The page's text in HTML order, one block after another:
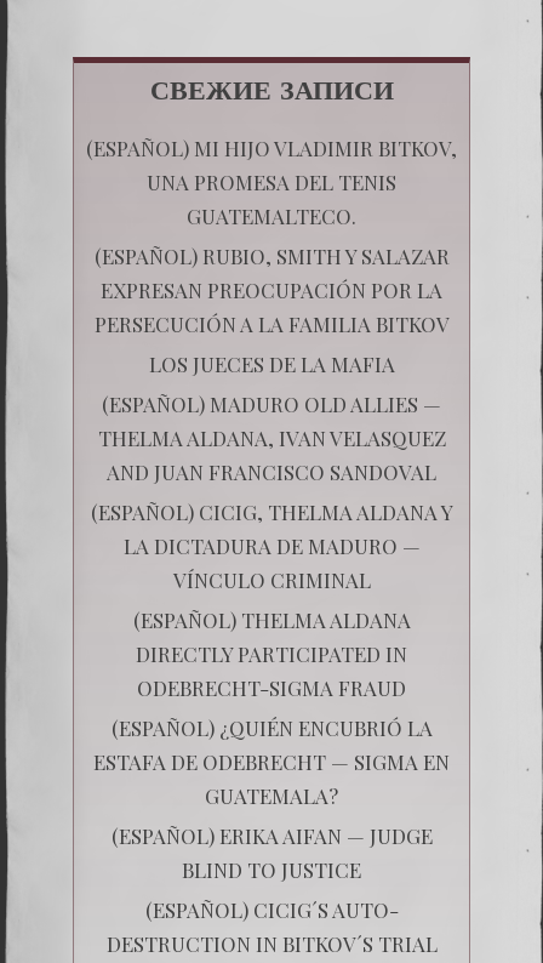
СВЕЖИЕ ЗАПИСИ
(ESPAÑOL) MI HIJO VLADIMIR BITKOV,
UNA PROMESA DEL TENIS
GUATEMALTECO.
(ESPAÑOL) RUBIO, SMITH Y SALAZAR
EXPRESAN PREOCUPACIÓN POR LA
PERSECUCIÓN A LA FAMILIA BITKOV
LOS JUECES DE LA MAFIA
(ESPAÑOL) MADURO OLD ALLIES —
THELMA ALDANA, IVAN VELASQUEZ
AND JUAN FRANCISCO SANDOVAL
(ESPAÑOL) CICIG, THELMA ALDANA Y
LA DICTADURA DE MADURO —
VÍNCULO CRIMINAL
(ESPAÑOL) THELMA ALDANA
DIRECTLY PARTICIPATED IN
ODEBRECHT-SIGMA FRAUD
(ESPAÑOL) ¿QUIÉN ENCUBRIÓ LA
ESTAFA DE ODEBRECHT — SIGMA EN
GUATEMALA?
(ESPAÑOL) ERIKA AIFAN — JUDGE
BLIND TO JUSTICE
(ESPAÑOL) CICIG´S AUTO-
DESTRUCTION IN BITKOV´S TRIAL